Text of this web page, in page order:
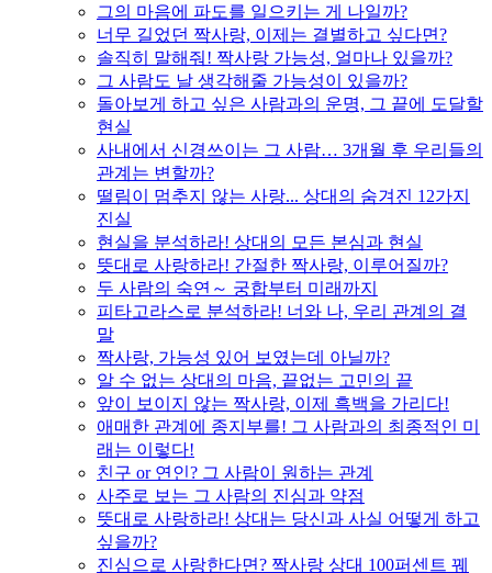
그의 마음에 파도를 일으키는 게 나일까?
너무 길었던 짝사랑, 이제는 결별하고 싶다면?
솔직히 말해줘! 짝사랑 가능성, 얼마나 있을까?
그 사람도 날 생각해줄 가능성이 있을까?
돌아보게 하고 싶은 사람과의 운명, 그 끝에 도달할
현실
사내에서 신경쓰이는 그 사람… 3개월 후 우리들의
관계는 변할까?
떨림이 멈추지 않는 사랑... 상대의 숨겨진 12가지
진실
현실을 분석하라! 상대의 모든 본심과 현실
뜻대로 사랑하라! 간절한 짝사랑, 이루어질까?
두 사람의 숙연～ 궁합부터 미래까지
피타고라스로 분석하라! 너와 나, 우리 관계의 결
말
짝사랑, 가능성 있어 보였는데 아닐까?
알 수 없는 상대의 마음, 끝없는 고민의 끝
앞이 보이지 않는 짝사랑, 이제 흑백을 가리다!
애매한 관계에 종지부를! 그 사람과의 최종적인 미
래는 이렇다!
친구 or 연인? 그 사람이 원하는 관계
사주로 보는 그 사람의 진심과 약점
뜻대로 사랑하라! 상대는 당신과 사실 어떻게 하고
싶을까?
진심으로 사랑한다면? 짝사랑 상대 100퍼센트 꿰